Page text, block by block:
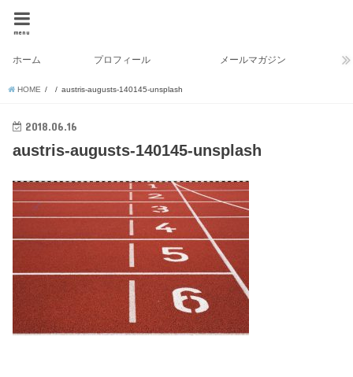
menu
ホーム プロフィール メールマガジン
HOME austris-augusts-140145-unsplash
2018.06.16
austris-augusts-140145-unsplash